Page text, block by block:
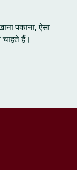
पकाना, ऐसा
चाहते हैं।